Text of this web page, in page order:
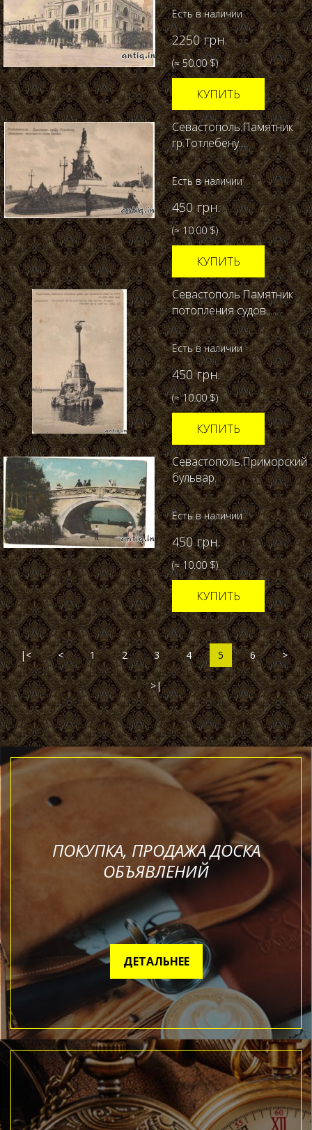
Есть в наличии
2250 грн.
(≈ 50.00 $)
КУПИТЬ
Севастополь.Памятник
гр.Тотлебену....
Есть в наличии
450 грн.
(≈ 10.00 $)
КУПИТЬ
Севастополь.Памятник
потопления судов......
Есть в наличии
450 грн.
(≈ 10.00 $)
КУПИТЬ
Севастополь.Приморский
бульвар.
Есть в наличии
450 грн.
(≈ 10.00 $)
КУПИТЬ
|< < 1 2 3 4 5 6 >
>|
ПОКУПКА, ПРОДАЖА ДОСКА
ОБЪЯВЛЕНИЙ
ДЕТАЛЬНЕЕ